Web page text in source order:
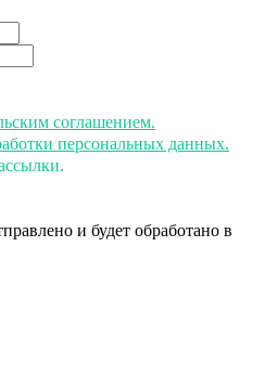
соглашением.
персональных данных.
и будет обработано в